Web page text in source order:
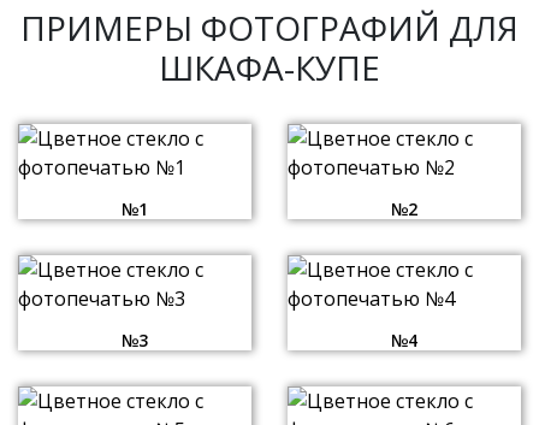
ПРИМЕРЫ ФОТОГРАФИЙ ДЛЯ
ШКАФА-КУПЕ
№1 №2
№3 №4